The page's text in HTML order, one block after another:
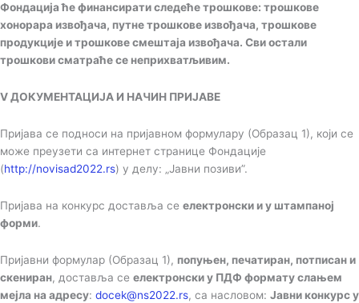
Фондација ће финансирати следеће трошкове: трошкове
хонорара извођача, путне трошкове извођача, трошкове
продукције и трошкове смештаја извођача. Сви остали
трошкови сматраће се неприхватљивим.
V ДОКУМЕНТАЦИЈА И НАЧИН ПРИЈАВЕ
Пријава се подноси на пријавном формулару (Образац 1), који се
може преузети са интернет странице Фондације
(http://novisad2022.rs) у делу: „Јавни позиви”.
Пријава на конкурс доставља се електронски и у штампаној
форми.
Пријавни формулар (Образац 1), попуњен, печатиран, потписан и
скениран, доставља се електронски у ПДФ формату слањем
мејла на адресу: docek@ns2022.rs, са насловом: Јавни конкурс у